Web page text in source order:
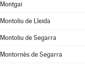
Montgai
Montoliu de Lleida
Montoliu de Segarra
Montornès de Segarra